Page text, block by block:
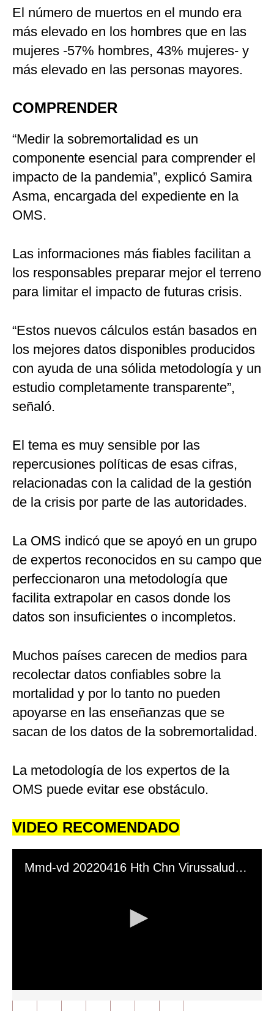
El número de muertos en el mundo era
más elevado en los hombres que en las
mujeres -57% hombres, 43% mujeres- y
más elevado en las personas mayores.
COMPRENDER
“Medir la sobremortalidad es un
componente esencial para comprender el
impacto de la pandemia”, explicó Samira
Asma, encargada del expediente en la
OMS.
Las informaciones más fiables facilitan a
los responsables preparar mejor el terreno
para limitar el impacto de futuras crisis.
“Estos nuevos cálculos están basados en
los mejores datos disponibles producidos
con ayuda de una sólida metodología y un
estudio completamente transparente”,
señaló.
El tema es muy sensible por las
repercusiones políticas de esas cifras,
relacionadas con la calidad de la gestión
de la crisis por parte de las autoridades.
La OMS indicó que se apoyó en un grupo
de expertos reconocidos en su campo que
perfeccionaron una metodología que
facilita extrapolar en casos donde los
datos son insuficientes o incompletos.
Muchos países carecen de medios para
recolectar datos confiables sobre la
mortalidad y por lo tanto no pueden
apoyarse en las enseñanzas que se
sacan de los datos de la sobremortalidad.
La metodología de los expertos de la
OMS puede evitar ese obstáculo.
VIDEO RECOMENDADO
Mmd-vd 20220416 Hth Chn Virussalud 328e6rv Es
seconds